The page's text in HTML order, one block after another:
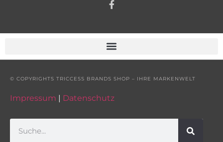
© COPYRIGHTS TRICCESS BRANDS SHOP – IHRE MARKENWELT
Impressum | Datenschutz